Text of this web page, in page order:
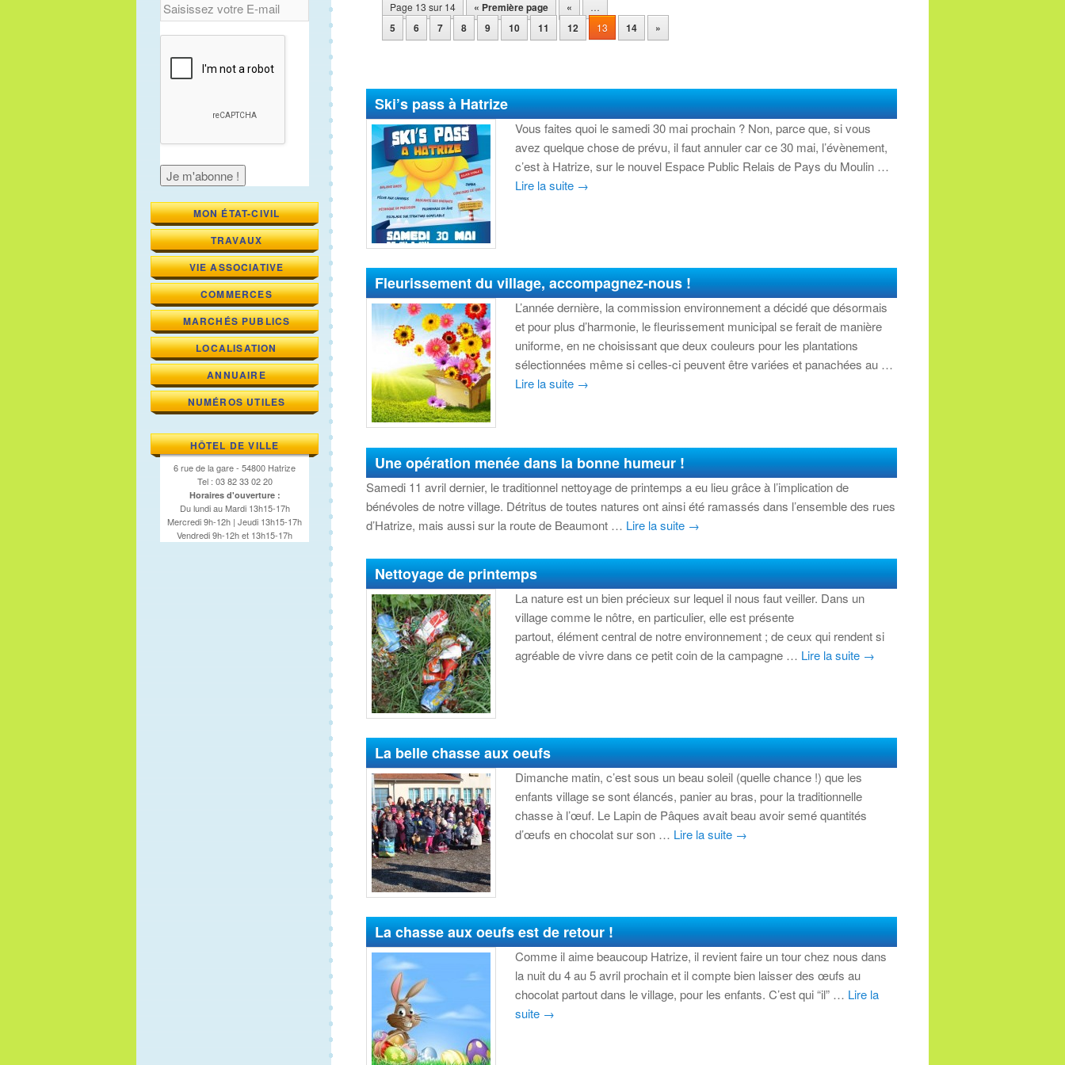
Page 13 sur 14 « Première page « …
5 6 7 8 9 10 11 12 13 14 »
Ski’s pass à Hatrize
Vous faites quoi le samedi 30 mai prochain ? Non, parce que, si vous
avez quelque chose de prévu, il faut annuler car ce 30 mai, l’évènement,
c’est à Hatrize, sur le nouvel Espace Public Relais de Pays du Moulin …
Lire la suite →
Fleurissement du village, accompagnez-nous !
L’année dernière, la commission environnement a décidé que désormais
et pour plus d’harmonie, le fleurissement municipal se ferait de manière
uniforme, en ne choisissant que deux couleurs pour les plantations
sélectionnées même si celles-ci peuvent être variées et panachées au …
Lire la suite →
Une opération menée dans la bonne humeur !
Samedi 11 avril dernier, le traditionnel nettoyage de printemps a eu lieu grâce à l’implication de
bénévoles de notre village. Détritus de toutes natures ont ainsi été ramassés dans l’ensemble des rues
d’Hatrize, mais aussi sur la route de Beaumont … Lire la suite →
Nettoyage de printemps
La nature est un bien précieux sur lequel il nous faut veiller. Dans un
village comme le nôtre, en particulier, elle est présente
partout, élément central de notre environnement ; de ceux qui rendent si
agréable de vivre dans ce petit coin de la campagne … Lire la suite →
La belle chasse aux oeufs
Dimanche matin, c’est sous un beau soleil (quelle chance !) que les
enfants village se sont élancés, panier au bras, pour la traditionnelle
chasse à l’œuf. Le Lapin de Pâques avait beau avoir semé quantités
d’œufs en chocolat sur son … Lire la suite →
La chasse aux oeufs est de retour !
Comme il aime beaucoup Hatrize, il revient faire un tour chez nous dans
la nuit du 4 au 5 avril prochain et il compte bien laisser des œufs au
chocolat partout dans le village, pour les enfants. C’est qui “il” … Lire la
suite →
MON ÉTAT-CIVIL
TRAVAUX
VIE ASSOCIATIVE
COMMERCES
MARCHÉS PUBLICS
LOCALISATION
ANNUAIRE
NUMÉROS UTILES
HÔTEL DE VILLE
6 rue de la gare - 54800 Hatrize
Tel : 03 82 33 02 20
Horaires d'ouverture :
Du lundi au Mardi 13h15-17h
Mercredi 9h-12h | Jeudi 13h15-17h
Vendredi 9h-12h et 13h15-17h